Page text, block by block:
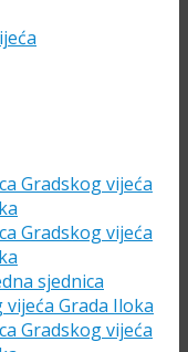
Gradskog vijeća
Gradskog vijeća
sjednica
vijeća Grada Iloka
Gradskog vijeća